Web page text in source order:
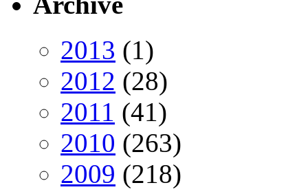
2013 (1)
2012 (28)
2011 (41)
2010 (263)
2009 (218)